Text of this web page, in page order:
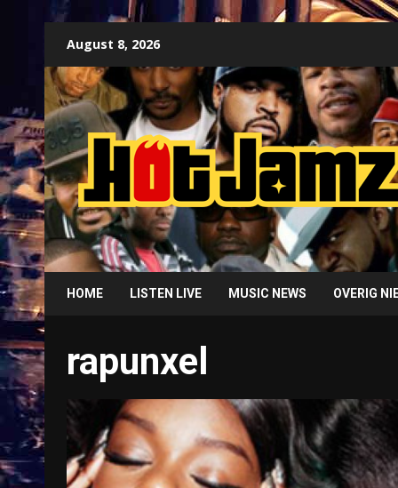
content
August 8, 2026
HOME LISTEN LIVE MUSIC NEWS OVERIG
rapunxel